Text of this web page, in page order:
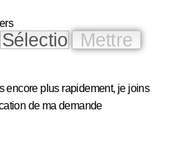
encore plus rapidement, je joins
de ma demande